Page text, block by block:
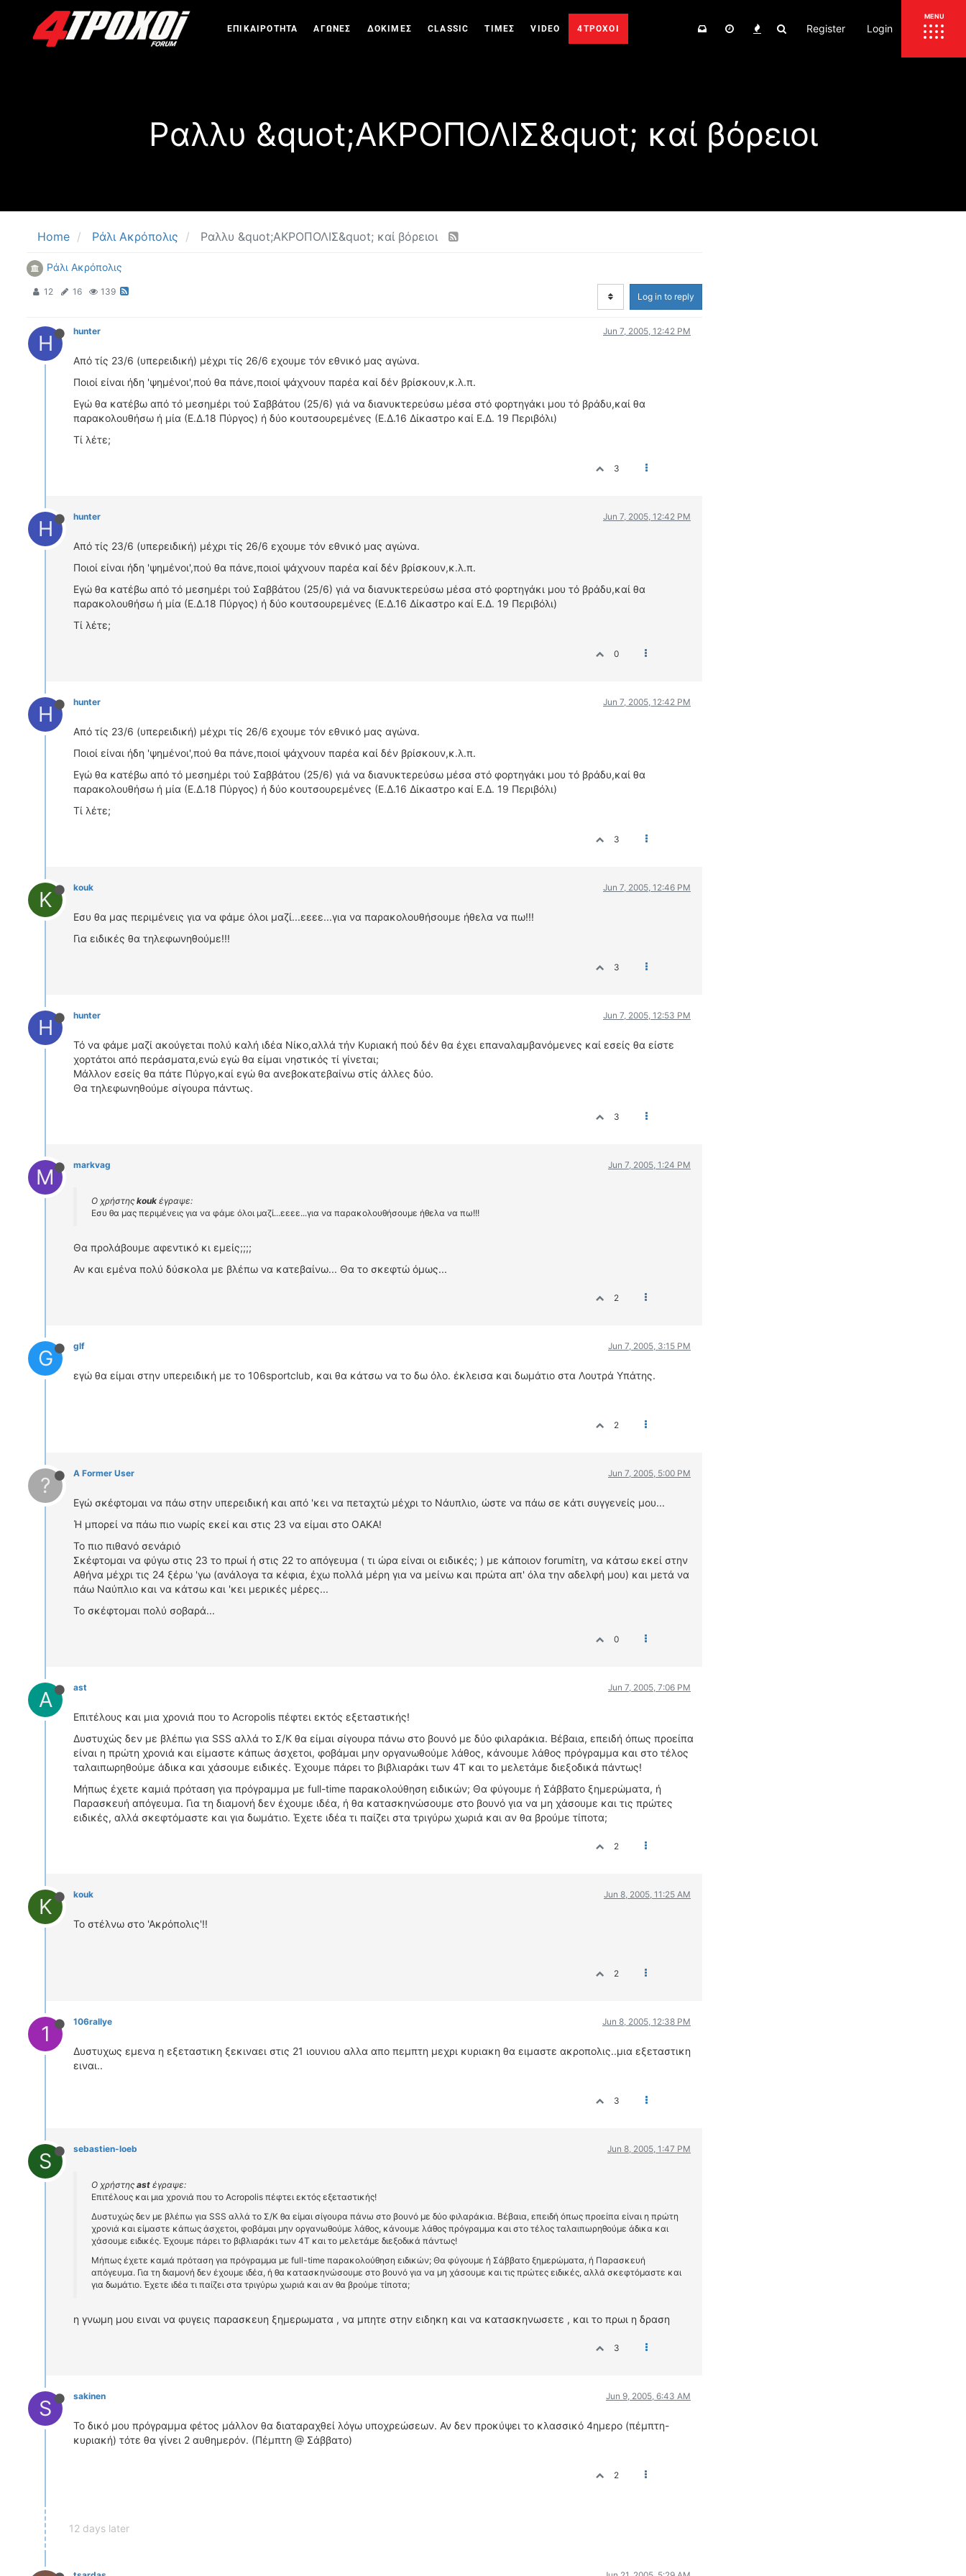
ΕΠΙΚΑΙΡΟΤΗΤΑ ΑΓΩΝΕΣ ΔΟΚΙΜΕΣ CLASSIC ΤΙΜΕΣ VIDEO 4ΤΡΟΧΟΙ Register Login
Ραλλυ &quot;ΑΚΡΟΠΟΛΙΣ&quot; καί βόρειοι
Home Ράλι Ακρόπολις Ραλλυ &quot;ΑΚΡΟΠΟΛΙΣ&quot; καί βόρειοι
Ράλι Ακρόπολις
12 16 139 Log in to reply
H hunter Jun 7, 2005, 12:42 PM
Από τίς 23/6 (υπερειδική) μέχρι τίς 26/6 εχουμε τόν εθνικό μας αγώνα.
Ποιοί είναι ήδη 'ψημένοι',πού θα πάνε,ποιοί ψάχνουν παρέα καί δέν βρίσκουν,κ.λ.π.
Εγώ θα κατέβω από τό μεσημέρι τού Σαββάτου (25/6) γιά να διανυκτερεύσω μέσα στό φορτηγάκι μου τό βράδυ,καί θα
παρακολουθήσω ή μία (Ε.Δ.18 Πύργος) ή δύο κουτσουρεμένες (Ε.Δ.16 Δίκαστρο καί Ε.Δ. 19 Περιβόλι)
Τί λέτε;
3
H hunter Jun 7, 2005, 12:42 PM
Από τίς 23/6 (υπερειδική) μέχρι τίς 26/6 εχουμε τόν εθνικό μας αγώνα.
Ποιοί είναι ήδη 'ψημένοι',πού θα πάνε,ποιοί ψάχνουν παρέα καί δέν βρίσκουν,κ.λ.π.
Εγώ θα κατέβω από τό μεσημέρι τού Σαββάτου (25/6) γιά να διανυκτερεύσω μέσα στό φορτηγάκι μου τό βράδυ,καί θα
παρακολουθήσω ή μία (Ε.Δ.18 Πύργος) ή δύο κουτσουρεμένες (Ε.Δ.16 Δίκαστρο καί Ε.Δ. 19 Περιβόλι)
Τί λέτε;
0
H hunter Jun 7, 2005, 12:42 PM
Από τίς 23/6 (υπερειδική) μέχρι τίς 26/6 εχουμε τόν εθνικό μας αγώνα.
Ποιοί είναι ήδη 'ψημένοι',πού θα πάνε,ποιοί ψάχνουν παρέα καί δέν βρίσκουν,κ.λ.π.
Εγώ θα κατέβω από τό μεσημέρι τού Σαββάτου (25/6) γιά να διανυκτερεύσω μέσα στό φορτηγάκι μου τό βράδυ,καί θα
παρακολουθήσω ή μία (Ε.Δ.18 Πύργος) ή δύο κουτσουρεμένες (Ε.Δ.16 Δίκαστρο καί Ε.Δ. 19 Περιβόλι)
Τί λέτε;
3
K kouk Jun 7, 2005, 12:46 PM
Εσυ θα μας περιμένεις για να φάμε όλοι μαζί...εεεε...για να παρακολουθήσουμε ήθελα να πω!!!
Για ειδικές θα τηλεφωνηθούμε!!!
3
H hunter Jun 7, 2005, 12:53 PM
Τό να φάμε μαζί ακούγεται πολύ καλή ιδέα Νίκο,αλλά τήν Κυριακή πού δέν θα έχει επαναλαμβανόμενες καί εσείς θα είστε
χορτάτοι από περάσματα,ενώ εγώ θα είμαι νηστικός τί γίνεται;
Μάλλον εσείς θα πάτε Πύργο,καί εγώ θα ανεβοκατεβαίνω στίς άλλες δύο.
Θα τηλεφωνηθούμε σίγουρα πάντως.
3
M markvag Jun 7, 2005, 1:24 PM
Ο χρήστης kouk έγραψε:
Εσυ θα μας περιμένεις για να φάμε όλοι μαζί...εεεε...για να παρακολουθήσουμε ήθελα να πω!!!
Θα προλάβουμε αφεντικό κι εμείς;;;;
Αν και εμένα πολύ δύσκολα με βλέπω να κατεβαίνω... Θα το σκεφτώ όμως...
2
G glf Jun 7, 2005, 3:15 PM
εγώ θα είμαι στην υπερειδική με το 106sportclub, και θα κάτσω να το δω όλο. έκλεισα και δωμάτιο στα Λουτρά Υπάτης.
2
? A Former User Jun 7, 2005, 5:00 PM
Εγώ σκέφτομαι να πάω στην υπερειδική και από 'κει να πεταχτώ μέχρι το Νάυπλιο, ώστε να πάω σε κάτι συγγενείς μου...
Ή μπορεί να πάω πιο νωρίς εκεί και στις 23 να είμαι στο ΟΑΚΑ!
Το πιο πιθανό σενάριό
Σκέφτομαι να φύγω στις 23 το πρωί ή στις 22 το απόγευμα ( τι ώρα είναι οι ειδικές; ) με κάποιον forumίτη, να κάτσω εκεί στην
Αθήνα μέχρι τις 24 ξέρω 'γω (ανάλογα τα κέφια, έχω πολλά μέρη για να μείνω και πρώτα απ' όλα την αδελφή μου) και μετά να
πάω Ναύπλιο και να κάτσω και 'κει μερικές μέρες...
Το σκέφτομαι πολύ σοβαρά...
0
A ast Jun 7, 2005, 7:06 PM
Επιτέλους και μια χρονιά που το Acropolis πέφτει εκτός εξεταστικής!
Δυστυχώς δεν με βλέπω για SSS αλλά το Σ/Κ θα είμαι σίγουρα πάνω στο βουνό με δύο φιλαράκια. Βέβαια, επειδή όπως προείπα
είναι η πρώτη χρονιά και είμαστε κάπως άσχετοι, φοβάμαι μην οργανωθούμε λάθος, κάνουμε λάθος πρόγραμμα και στο τέλος
ταλαιπωρηθούμε άδικα και χάσουμε ειδικές. Έχουμε πάρει το βιβλιαράκι των 4Τ και το μελετάμε διεξοδικά πάντως!
Μήπως έχετε καμιά πρόταση για πρόγραμμα με full-time παρακολούθηση ειδικών; Θα φύγουμε ή Σάββατο ξημερώματα, ή
Παρασκευή απόγευμα. Για τη διαμονή δεν έχουμε ιδέα, ή θα κατασκηνώσουμε στο βουνό για να μη χάσουμε και τις πρώτες
ειδικές, αλλά σκεφτόμαστε και για δωμάτιο. Έχετε ιδέα τι παίζει στα τριγύρω χωριά και αν θα βρούμε τίποτα;
2
K kouk Jun 8, 2005, 11:25 AM
Το στέλνω στο 'Ακρόπολις'!!
2
1 106rallye Jun 8, 2005, 12:38 PM
Δυστυχως εμενα η εξεταστικη ξεκιναει στις 21 ιουνιου αλλα απο πεμπτη μεχρι κυριακη θα ειμαστε ακροπολις..μια εξεταστικη
ειναι..
3
S sebastien-loeb Jun 8, 2005, 1:47 PM
Ο χρήστης ast έγραψε:
Επιτέλους και μια χρονιά που το Acropolis πέφτει εκτός εξεταστικής!
Δυστυχώς δεν με βλέπω για SSS αλλά το Σ/Κ θα είμαι σίγουρα πάνω στο βουνό με δύο φιλαράκια. Βέβαια, επειδή όπως προείπα είναι η πρώτη
χρονιά και είμαστε κάπως άσχετοι, φοβάμαι μην οργανωθούμε λάθος, κάνουμε λάθος πρόγραμμα και στο τέλος ταλαιπωρηθούμε άδικα και
χάσουμε ειδικές. Έχουμε πάρει το βιβλιαράκι των 4Τ και το μελετάμε διεξοδικά πάντως!
Μήπως έχετε καμιά πρόταση για πρόγραμμα με full-time παρακολούθηση ειδικών; Θα φύγουμε ή Σάββατο ξημερώματα, ή Παρασκευή
απόγευμα. Για τη διαμονή δεν έχουμε ιδέα, ή θα κατασκηνώσουμε στο βουνό για να μη χάσουμε και τις πρώτες ειδικές, αλλά σκεφτόμαστε και
για δωμάτιο. Έχετε ιδέα τι παίζει στα τριγύρω χωριά και αν θα βρούμε τίποτα;
η γνωμη μου ειναι να φυγεις παρασκευη ξημερωματα , να μπητε στην ειδηκη και να κατασκηνωσετε , και το πρωι η δραση
3
S sakinen Jun 9, 2005, 6:43 AM
Το δικό μου πρόγραμμα φέτος μάλλον θα διαταραχθεί λόγω υποχρεώσεων. Αν δεν προκύψει το κλασσικό 4ημερο (πέμπτη-
κυριακή) τότε θα γίνει 2 αυθημερόν. (Πέμπτη @ Σάββατο)
2
12 days later
ΚΟΣΜΟΣ
ΕΚΘΕΣΕΙΣ
ΕΚΔΗΛΩΣΕΙΣ 4Τ
ΑΓΩΝΙΣΤΙΚΕΣ ΓΝΩΡΙΜΙΕΣ
ΔΟΚΙΜΕΣ ΕΛΑΣΤΙΚΩΝ
ΟΔΟΙΠΟΡΙΚΑ
ΛΕΞΙΚΟ
ΠΩΛΗΣΕΙΣ
ΑΓΩΝΕΣ